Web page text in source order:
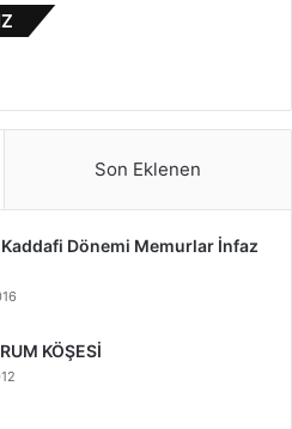
Son Eklenen
Kaddafi Dönemi Memurlar İnfaz
KÖŞESİ